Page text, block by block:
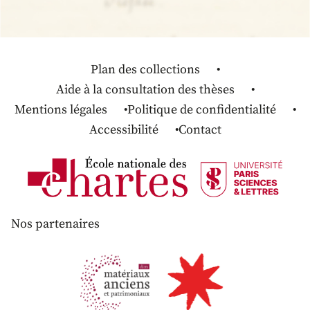
Plan des collections
Aide à la consultation des thèses
Mentions légales
Politique de confidentialité
Accessibilité
Contact
Nos partenaires